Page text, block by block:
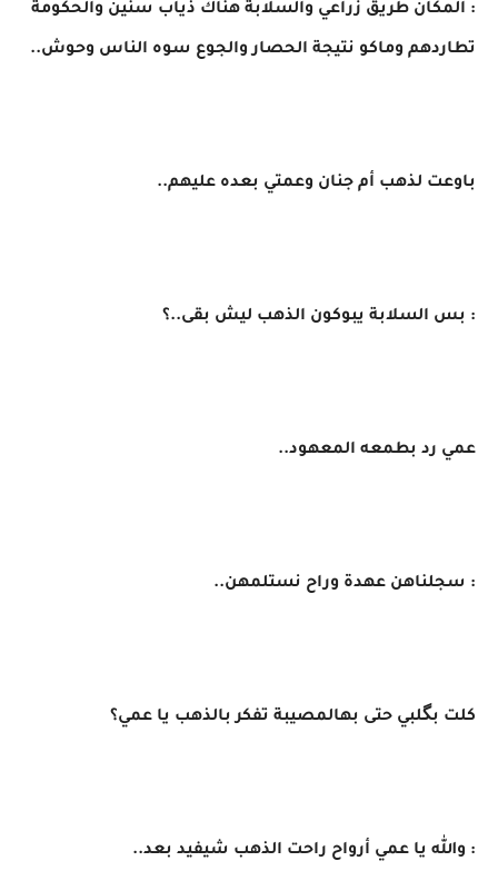
​: المكان طريق زراعي والسلابة هناك ذياب سنين والحكومة
تطاردهم وماكو نتيجة الحصار والجوع سوه الناس وحوش..
​باوعت لذهب أم جنان وعمتي بعده عليهم..
​: بس السلابة يبوكون الذهب ليش بقى..؟
عمي رد بطمعه المعهود..
: سجلناهن عهدة وراح نستلمهن..
​كلت بگلبي حتى بهالمصيبة تفكر بالذهب يا عمي؟
​: والله يا عمي أرواح راحت الذهب شيفيد بعد..